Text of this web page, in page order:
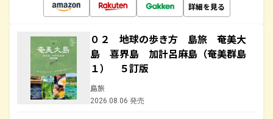
詳細を見る
０２ 地球の歩き方 島旅 奄美大
島 喜界島 加計呂麻島（奄美群島
１） ５訂版
島旅
2026.08.06 発売